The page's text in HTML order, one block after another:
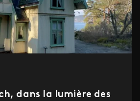
dans la lumière des